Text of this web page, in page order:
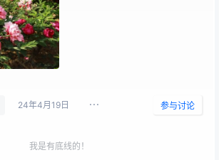
24年4月19日 参与讨论
我是有底线的！